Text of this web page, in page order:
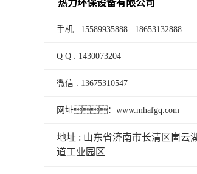
热力环保设备有限公司
手机 : 15589935888 18653132888
Q Q : 1430073204
微信 : 13675310547
网址：www.mhafgq.com
地址 : 山东省济南市长清区崮云
道工业园区